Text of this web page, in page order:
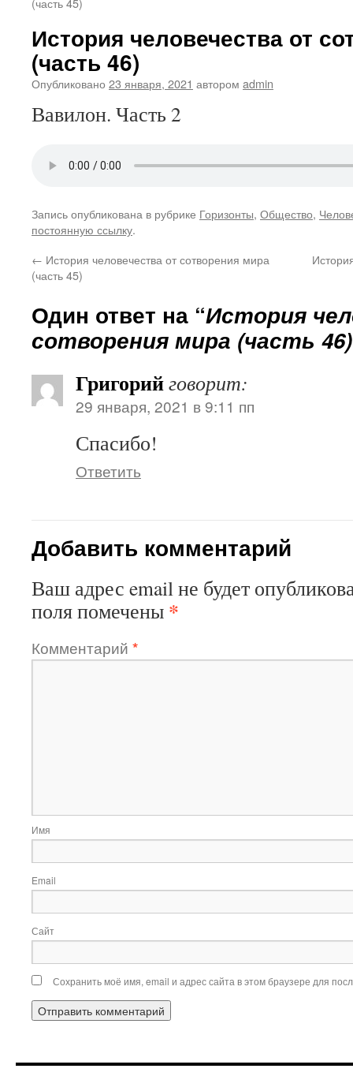
История человечества от
(часть 46)
Опубликовано 23 января, 2021 автором admin
Вавилон. Часть 2
Запись опубликована в рубрике Горизонты, Общество,
постоянную ссылку.
← История человечества от сотворения мира
(часть 45)
Один ответ на “История
сотворения мира (часть 46)
Григорийговорит:
29 января, 2021 в 9:11 пп
Спасибо!
Ответить
Добавить комментарий
Ваш адрес email не будет
поля помечены *
Комментарий *
Имя
Email
Сайт
Сохранить моё имя, email и адрес сайта в этом браузере для